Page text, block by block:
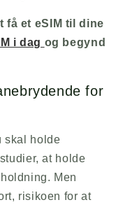
få et eSIM til dine
i dag og begynd
for
skal holde
at holde
Men
risikoen for at